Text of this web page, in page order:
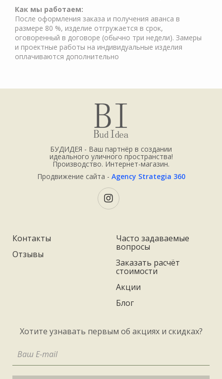
Как мы работаем:
После оформления заказа и получения аванса в
размере 80 %, изделие отгружается в срок,
оговоренный в договоре (обычно три недели). Замеры
и проектные работы на индивидуальные изделия
оплачиваются дополнительно
БУДИДЕЯ - Ваш партнёр в создании
идеального уличного пространства!
Производство. Интернет-магазин.
Продвижение сайта - Agency Strategia 360
Контакты
Отзывы
Часто задаваемые
вопросы
Заказать расчёт
стоимости
Акции
Блог
Хотите узнавать первым об акциях и скидках?